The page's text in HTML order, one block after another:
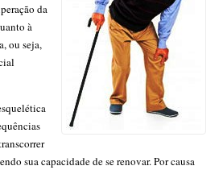
da
à
ou seja,
sua capacidade de se renovar. Por causa